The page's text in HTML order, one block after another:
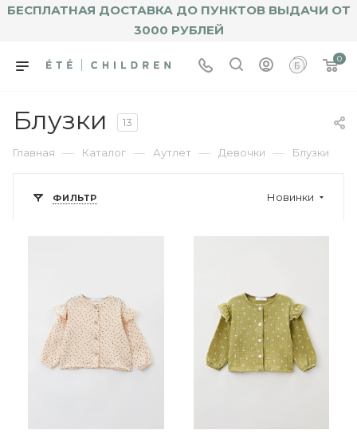
БЕСПЛАТНАЯ ДОСТАВКА ДО ПУНКТОВ ВЫДАЧИ ОТ
3000 РУБЛЕЙ
0
Блузки 13
Главная — Каталог — Аутлет — Девочки — Блузки
ФИЛЬТР Новинки